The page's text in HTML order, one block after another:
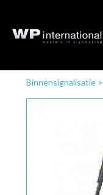
Binnensignalisatie>